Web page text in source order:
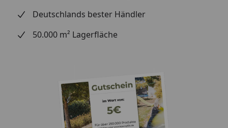
Landhausdiele
Gesamtstärke:
6 mm
Deutschlands bester Händler
50.000 m² Lagerfläche